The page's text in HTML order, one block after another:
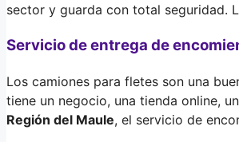
sector y guarda con total seguridad.
Servicio de entrega de
Los camiones para fletes son una
tiene un negocio, una tienda online,
Región del Maule, el servicio de